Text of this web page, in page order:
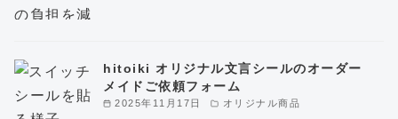
2025年11月17日 オリジナル商品
hitoiki オリジナル文言シールのオーダー
メイドご依頼フォーム